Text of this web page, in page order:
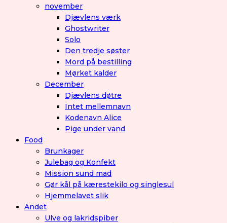
november
Djævlens værk
Ghostwriter
Solo
Den tredje søster
Mord på bestilling
Mørket kalder
December
Djævlens døtre
Intet mellemnavn
Kodenavn Alice
Pige under vand
Food
Brunkager
Julebag og Konfekt
Mission sund mad
Gør kål på kærestekilo og singlesul
Hjemmelavet slik
Andet
Ulve og lakridspiber